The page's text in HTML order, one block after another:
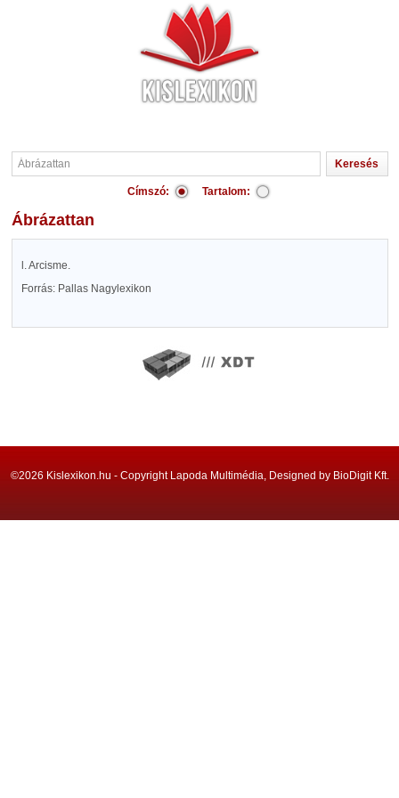
Címszó: Tartalom:
Ábrázattan
l. Arcisme.
Forrás: Pallas Nagylexikon
©2026 Kislexikon.hu - Copyright Lapoda Multimédia, Designed by BioDigit Kft.